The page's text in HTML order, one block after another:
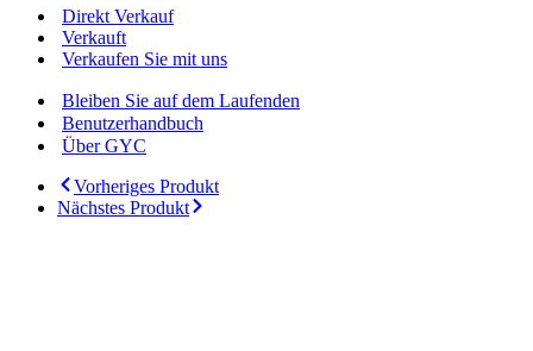
Direkt Verkauf
Verkauft
Verkaufen Sie mit uns
Bleiben Sie auf dem Laufenden
Benutzerhandbuch
Über GYC
Vorheriges Produkt
Nächstes Produkt